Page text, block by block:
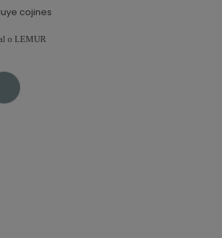
cojines
o LEMUR